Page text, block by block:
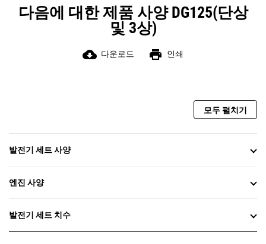
다음에 대한 제품 사양 DG125(단상
및 3상)
cloud_download 다운로드 print 인쇄
모두 펼치기
발전기 세트 사양
엔진 사양
발전기 세트 치수